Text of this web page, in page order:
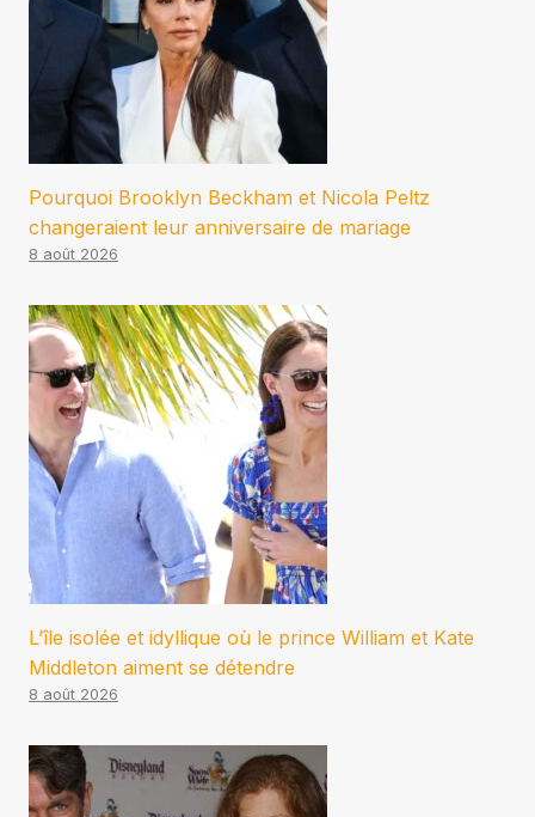
Pourquoi Brooklyn Beckham et Nicola Peltz
changeraient leur anniversaire de mariage
8 août 2026
L’île isolée et idyllique où le prince William et Kate
Middleton aiment se détendre
8 août 2026